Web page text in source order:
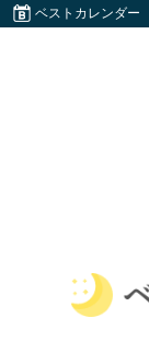
ベストカレンダー